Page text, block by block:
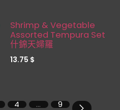
Shrimp & Vegetable
Assorted Tempura Set
什錦天婦羅
13.75 $
4 … 9